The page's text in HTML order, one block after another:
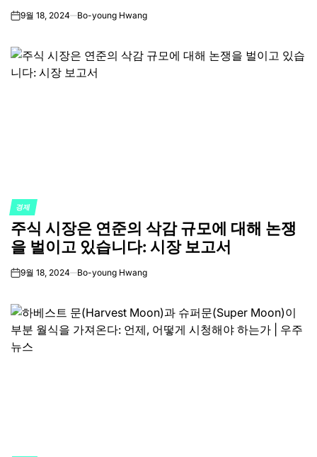
on9월 18, 2024 Bo-young Hwang
POSTED
IN
경제
주식 시장은 연준의 삭감 규모에 대해 논쟁
을 벌이고 있습니다: 시장 보고서
on9월 18, 2024 Bo-young Hwang